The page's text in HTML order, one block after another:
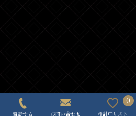
電話する お問い合わせ
0
検討中リスト